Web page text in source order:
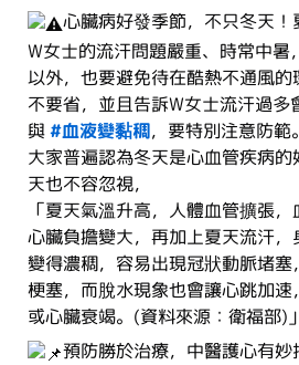
心臟病好發季節，不只冬天！
W女士的流汗問題嚴重、時常中暑
以外，也要避免待在酷熱不通風
不要省，並且告訴W女士流汗過多
與#血液變黏稠，要特別注意防範。
大家普遍認為冬天是心血管疾病
天也不容忽視，
「夏天氣溫升高，人體血管擴張，
心臟負擔變大，再加上夏天流汗
變得濃稠，容易出現冠狀動脈堵
梗塞，而脫水現象也會讓心跳加
或心臟衰竭。(資料來源：衛福部)」
預防勝於治療，中醫護心有妙